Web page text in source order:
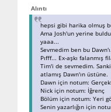
Alıntı
hepsi gibi harika olmuş
Ama Josh'un yerine
yaaa...
Sevmedim ben bu
Pıfff... Ex-aşkı falanmış
Tim'i de sevmedim.
atlamış
Dawn için notum:
Nick için notum: İğrenç
Bölüm için notum: Yeri
Senin yazarlığın için